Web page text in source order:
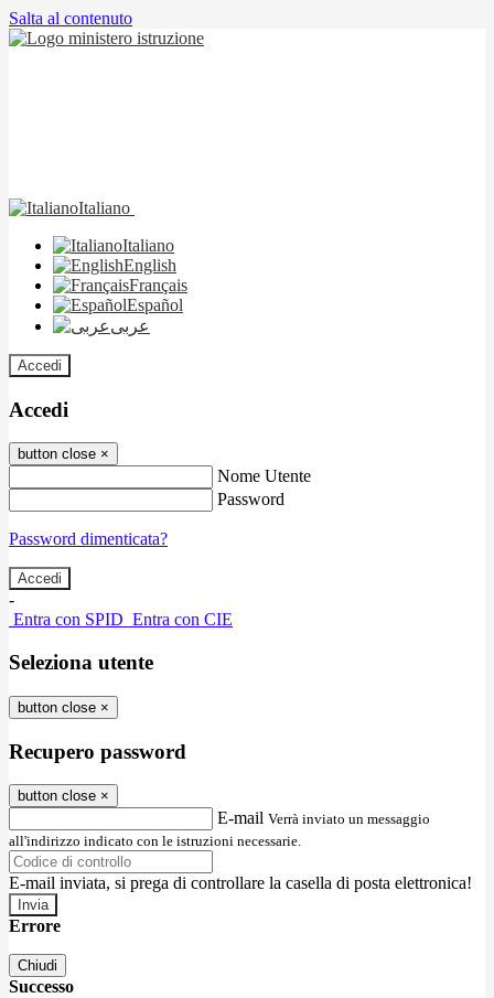
Salta al contenuto
Italiano
Italiano
English
Français
Español
عربى
Accedi
Accedi
button close ×
Nome Utente
Password
Password dimenticata?
-
Entra con SPID Entra con CIE
Seleziona utente
button close ×
Recupero password
button close ×
E-mail Verrà inviato un messaggio
all'indirizzo indicato con le istruzioni necessarie.
E-mail inviata, si prega di controllare la casella di posta elettronica!
Errore
Chiudi
Successo